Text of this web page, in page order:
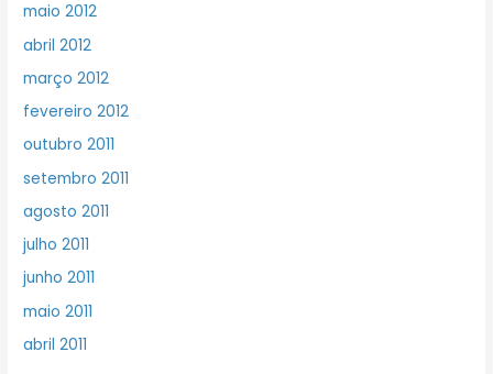
maio 2012
abril 2012
março 2012
fevereiro 2012
outubro 2011
setembro 2011
agosto 2011
julho 2011
junho 2011
maio 2011
abril 2011